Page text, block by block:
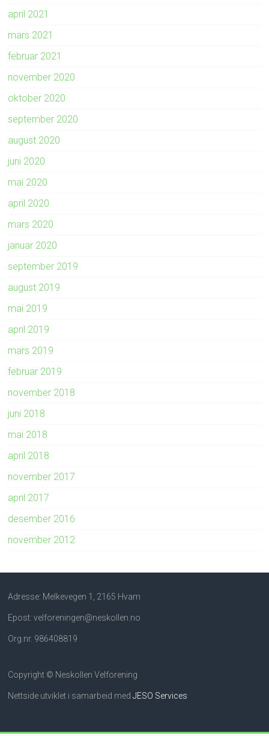
april 2021
mars 2021
februar 2021
november 2020
oktober 2020
september 2020
august 2020
juni 2020
mai 2020
april 2020
mars 2020
januar 2020
september 2019
august 2019
mai 2019
april 2019
mars 2019
februar 2019
november 2018
juni 2018
mai 2018
april 2018
november 2017
april 2017
desember 2016
november 2012
Adresse: Melkevegen 1, 2165 Hvam
Epost: velforeningen@neskollen.no
Org.nr. 986408819
Copyright © Neskollen Velforening
Nettside utviklet i samarbeid medJESO Services